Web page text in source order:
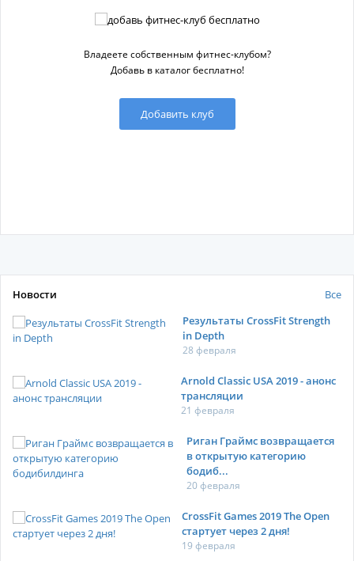
Владеете собственным фитнес-клубом?
Добавь в каталог бесплатно!
Добавить клуб
Новости
Все
Результаты CrossFit Strength
in Depth
28 февраля
Arnold Classic USA 2019 - анонс
трансляции
21 февраля
Риган Граймс возвращается
в открытую категорию
бодиб...
20 февраля
CrossFit Games 2019 The Open
стартует через 2 дня!
19 февраля